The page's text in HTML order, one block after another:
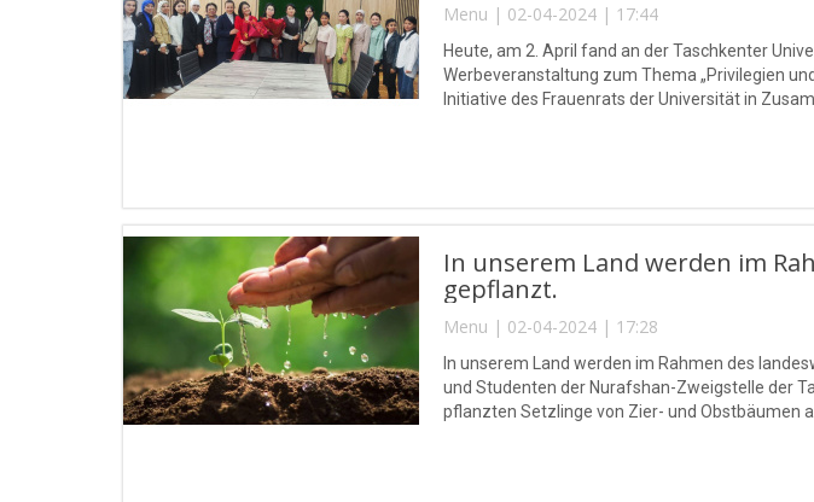
Menu | 02-04-2024 | 17:44
Heute, am 2. April fand an der Taschkenter
Werbeveranstaltung zum Thema „Privilegien
Initiative des Frauenrats der Universität in
In unserem Land werden im
gepflanzt.
Menu | 02-04-2024 | 17:28
In unserem Land werden im Rahmen des
und Studenten der Nurafshan-Zweigstelle der
pflanzten Setzlinge von Zier- und Obstbäumen